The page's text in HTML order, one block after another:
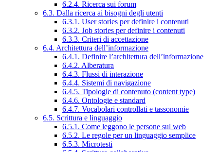
6.2.4. Ricerca sui forum
6.3. Dalla ricerca ai bisogni degli utenti
6.3.1. User stories per definire i contenuti
6.3.2. Job stories per definire i contenuti
6.3.3. Criteri di accettazione
6.4. Architettura dell’informazione
6.4.1. Definire l’architettura dell’informazione
6.4.2. Alberatura
6.4.3. Flussi di interazione
6.4.4. Sistemi di navigazione
6.4.5. Tipologie di contenuto (content type)
6.4.6. Ontologie e standard
6.4.7. Vocabolari controllati e tassonomie
6.5. Scrittura e linguaggio
6.5.1. Come leggono le persone sul web
6.5.2. Le regole per un linguaggio semplice
6.5.3. Microtesti